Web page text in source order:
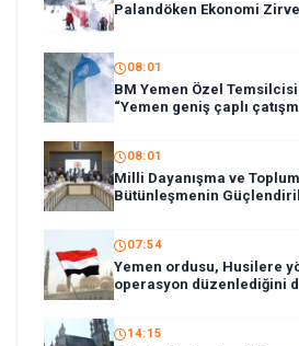
Palandöken Ekonomi
08:01
BM Yemen Özel
“Yemen geniş çaplı
08:01
Milli Dayanışma ve
Bütünleşmenin
Kanun Teklifi TBMM Adalet
Komisyonunda
07:54
Yemen ordusu, Husilere
operasyon düzenlediğini
14:15